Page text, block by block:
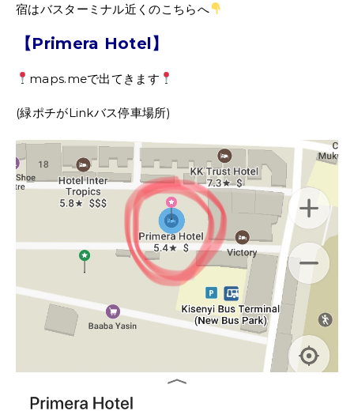
宿はバスターミナル近くのこちらへ
【Primera Hotel】
maps.meで出てきます
(緑ポチがLinkバス停車場所)